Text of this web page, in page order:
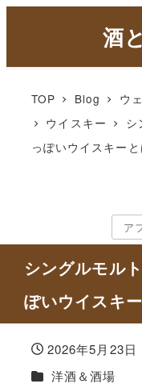
酒
TOP Blog ウ
ウイスキー
シ
っぽいウイスキーと
ア
シングルモル
ぽいウイスキ
2026年5月23日
カテゴリー
洋酒＆酒場